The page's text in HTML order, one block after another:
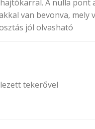
A nulla pont
van bevonva, mely
jól olvasható
tekerővel